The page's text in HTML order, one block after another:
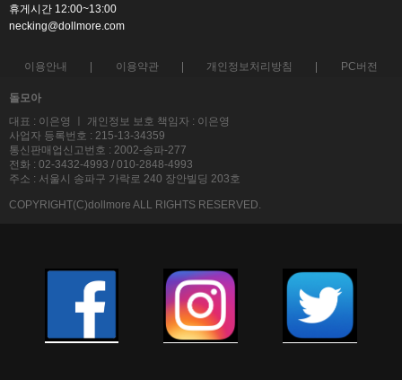
휴게시간 12:00~13:00
necking@dollmore.com
이용안내 이용약관 개인정보처리방침 PC버전
돌모아
대표 : 이은영 ㅣ 개인정보 보호 책임자 : 이은영
사업자 등록번호 : 215-13-34359
통신판매업신고번호 : 2002-송파-277
전화 : 02-3432-4993 / 010-2848-4993
주소 : 서울시 송파구 가락로 240 장안빌딩 203호
COPYRIGHT(C)dollmore ALL RIGHTS RESERVED.